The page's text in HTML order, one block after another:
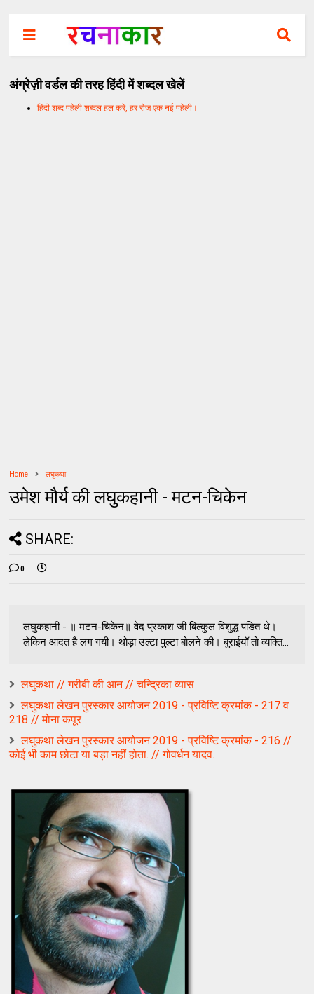
अंग्रेज़ी वर्डल की तरह हिंदी में शब्दल खेलें
हिंदी शब्द पहेली शब्दल हल करें, हर रोज एक नई पहेली।
Home लघुकथा
उमेश मौर्य की लघुकहानी - मटन-चिकेन
SHARE:
0
लघुकहानी - ॥ मटन-चिकेन॥ वेद प्रकाश जी बिल्‍कुल विशुद्ध पंडित थे।
लेकिन आदत है लग गयी। थोड़ा उल्‍टा पुल्‍टा बोलने की। बुराईयॉ तो व्‍यक्‍ति...
लघुकथा // गरीबी की आन // चन्द्रिका व्यास
लघुकथा लेखन पुरस्कार आयोजन 2019 - प्रविष्टि क्रमांक - 217 व
218 // मोना कपूर
लघुकथा लेखन पुरस्कार आयोजन 2019 - प्रविष्टि क्रमांक - 216 //
कोई भी काम छोटा या बड़ा नहीं होता. // गोवर्धन यादव.